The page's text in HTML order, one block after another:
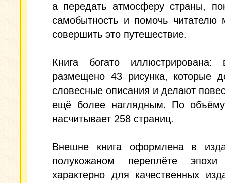
а передать атмосферу страны,
самобытность и помочь читателю
совершить это путешествие.
Книга богато иллюстрирована:
размещено 43 рисунка, которые
словесные описания и делают
ещё более наглядным. По
насчитывает 258 страниц.
Внешне книга оформлена в
полукожаном переплёте
характерно для качественных